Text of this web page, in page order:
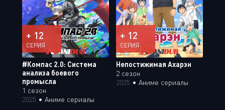
+ 12
СЕРИЯ
#Компас 2.0: Система
анализа боевого
промысла
1 сезон
2025 • Аниме сериалы
+ 12
СЕРИЯ
Непостижимая Ахарэн
2 сезон
2025 • Аниме сериалы